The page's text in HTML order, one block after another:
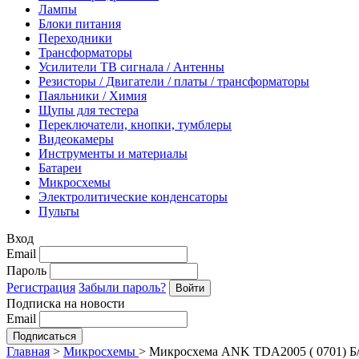
Лампы
Блоки питания
Переходники
Трансформаторы
Усилители ТВ сигнала / Антенны
Резисторы / Двигатели / платы / трансформаторы
Паяльники / Химия
Щупы для тестера
Переключатели, кнопки, тумблеры
Видеокамеры
Инструменты и материалы
Батареи
Микросхемы
Электролитические конденсаторы
Пульты
Вход
Email
Пароль
Регистрация Забыли пароль?
Подписка на новости
Email
Главная > Микросхемы > Микросхема ANK TDA2005 ( 0701)